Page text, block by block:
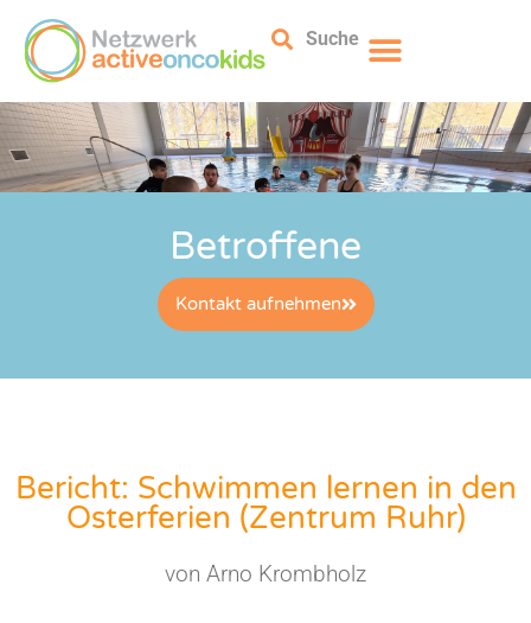
Suche
Betroffene
Kontakt aufnehmen
Bericht: Schwimmen lernen in den
Osterferien (Zentrum Ruhr)
von Arno Krombholz